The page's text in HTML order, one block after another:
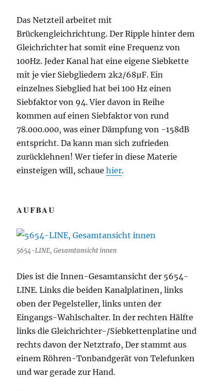
Das Netzteil arbeitet mit
Brückengleichrichtung. Der Ripple hinter dem
Gleichrichter hat somit eine Frequenz von
100Hz. Jeder Kanal hat eine eigene Siebkette
mit je vier Siebgliedern 2k2/68µF. Ein
einzelnes Siebglied hat bei 100 Hz einen
Siebfaktor von 94. Vier davon in Reihe
kommen auf einen Siebfaktor von rund
78.000.000, was einer Dämpfung von -158dB
entspricht. Da kann man sich zufrieden
zurücklehnen! Wer tiefer in diese Materie
einsteigen will, schauehier.
AUFBAU
5654-LINE, Gesamtansicht innen
Dies ist die Innen-Gesamtansicht der 5654-
LINE. Links die beiden Kanalplatinen, links
oben der Pegelsteller, links unten der
Eingangs-Wahlschalter. In der rechten Hälfte
links die Gleichrichter-/Siebkettenplatine und
rechts davon der Netztrafo, Der stammt aus
einem Röhren-Tonbandgerät von Telefunken
und war gerade zur Hand.